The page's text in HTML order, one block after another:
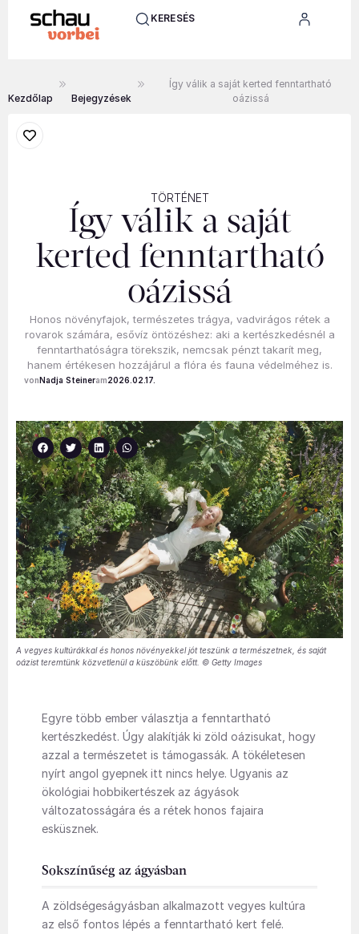
KERESÉS
Kezdőlap Bejegyzések
Így válik a saját kerted fenntartható
oázissá
TÖRTÉNET
Így válik a saját
kerted fenntartható
oázissá
Honos növényfajok, természetes trágya, vadvirágos rétek a
rovarok számára, esővíz öntözéshez: aki a kertészkedésnél a
fenntarthatóságra törekszik, nemcsak pénzt takarít meg,
hanem értékesen hozzájárul a flóra és fauna védelméhez is.
Nadja Steiner 2026.02.17.
A vegyes kultúrákkal és honos növényekkel jót teszünk a természetnek, és saját
oázist teremtünk közvetlenül a küszöbünk előtt. © Getty Images
Egyre több ember választja a fenntartható
kertészkedést. Úgy alakítják ki zöld oázisukat, hogy
azzal a természetet is támogassák. A tökéletesen
nyírt angol gyepnek itt nincs helye. Ugyanis az
ökológiai hobbikertészek az ágyások
változatosságára és a rétek honos fajaira
esküsznek.
Sokszínűség az ágyásban
A zöldségeságyásban alkalmazott vegyes kultúra
az első fontos lépés a fenntartható kert felé.